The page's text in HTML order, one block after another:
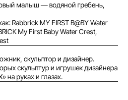
малыш — водяной гребень,
Rabbrick MY FIRST B@BY Water
My First Baby Water Crest,
скульптор и дизайнер.
скульптур и игрушек дизайнера
на руках и глазах.